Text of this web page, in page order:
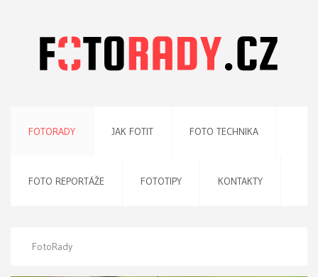
FOTORADY JAK FOTIT FOTO TECHNIKA
FOTO REPORTÁŽE FOTOTIPY KONTAKTY
FotoRady